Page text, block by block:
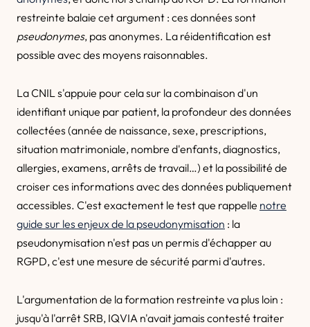
restreinte balaie cet argument : ces données sont
pseudonymes, pas anonymes. La réidentification est
possible avec des moyens raisonnables.
La CNIL s'appuie pour cela sur la combinaison d'un
identifiant unique par patient, la profondeur des données
collectées (année de naissance, sexe, prescriptions,
situation matrimoniale, nombre d'enfants, diagnostics,
allergies, examens, arrêts de travail…) et la possibilité de
croiser ces informations avec des données publiquement
accessibles. C'est exactement le test que rappelle notre
guide sur les enjeux de la pseudonymisation : la
pseudonymisation n'est pas un permis d'échapper au
RGPD, c'est une mesure de sécurité parmi d'autres.
L'argumentation de la formation restreinte va plus loin :
jusqu'à l'arrêt SRB, IQVIA n'avait jamais contesté traiter